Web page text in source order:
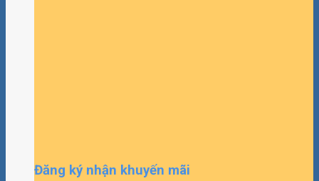
Đăng ký nhận khuyến mãi